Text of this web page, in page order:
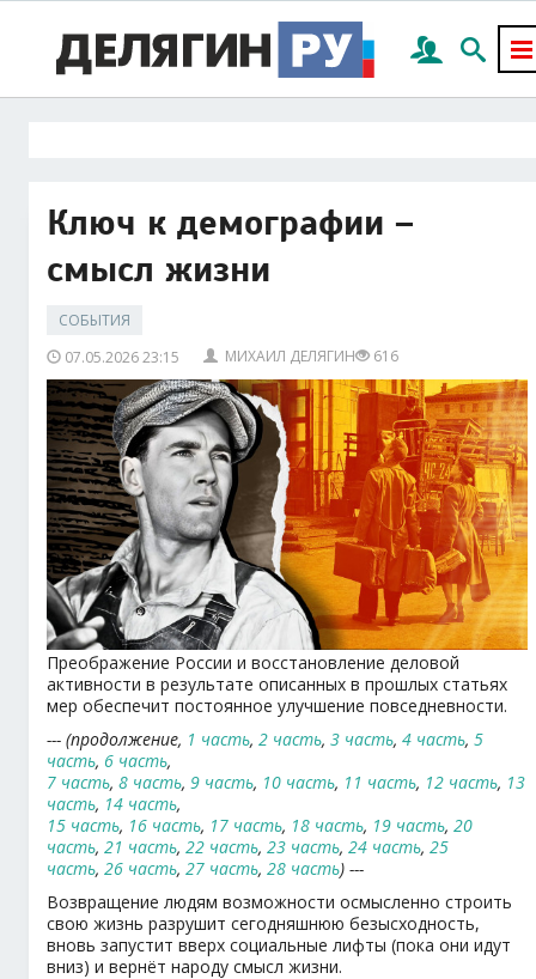
Ключ к демографии –
смысл жизни
СОБЫТИЯ
07.05.2026 23:15
МИХАИЛ ДЕЛЯГИН 616
Преображение России и восстановление деловой
активности в результате описанных в прошлых статьях
мер обеспечит постоянное улучшение повседневности.
--- (продолжение, 1 часть, 2 часть, 3 часть, 4 часть, 5
часть, 6 часть,
7 часть, 8 часть, 9 часть, 10 часть, 11 часть, 12 часть, 13
часть, 14 часть,
15 часть, 16 часть, 17 часть, 18 часть, 19 часть, 20
часть, 21 часть, 22 часть, 23 часть, 24 часть, 25
часть, 26 часть, 27 часть, 28 часть) ---
Возвращение людям возможности осмысленно строить
свою жизнь разрушит сегодняшнюю безысходность,
вновь запустит вверх социальные лифты (пока они идут
вниз) и вернёт народу смысл жизни.